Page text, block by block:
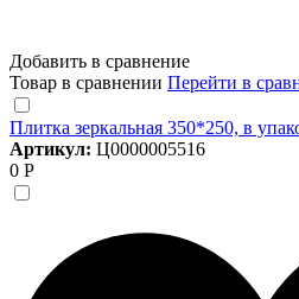
Добавить в сравнение
Товар в сравнении Перейти в
Плитка зеркальная 350*250, в
Артикул: Ц0000005516
0 Р